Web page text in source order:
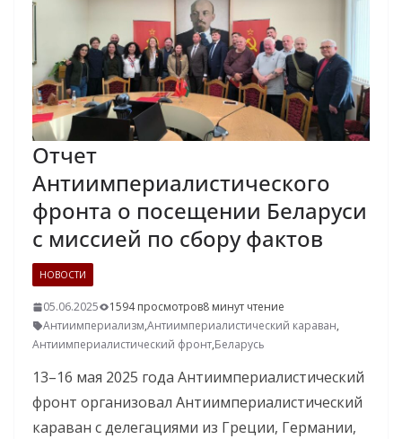
Отчет
Антиимпериалистического
фронта о посещении Беларуси
с миссией по сбору фактов
НОВОСТИ
05.06.2025 1594 просмотров8 минут чтение
Антиимпериализм,Антиимпериалистический караван,
Антиимпериалистический фронт,Беларусь
13–16 мая 2025 года Антиимпериалистический
фронт организовал Антиимпериалистический
караван с делегациями из Греции, Германии,